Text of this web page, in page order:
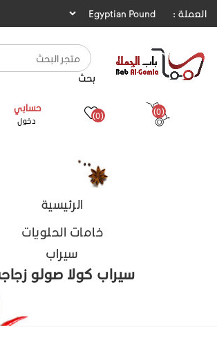
العملة :
بحث
حسابي
دخول (0) (0)
الرئيسية
خامات الحلويات
سيراب
سيراب كولا صولو